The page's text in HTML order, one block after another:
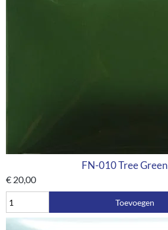
FN-010 Tree Green
€ 20,00
Toevoegen